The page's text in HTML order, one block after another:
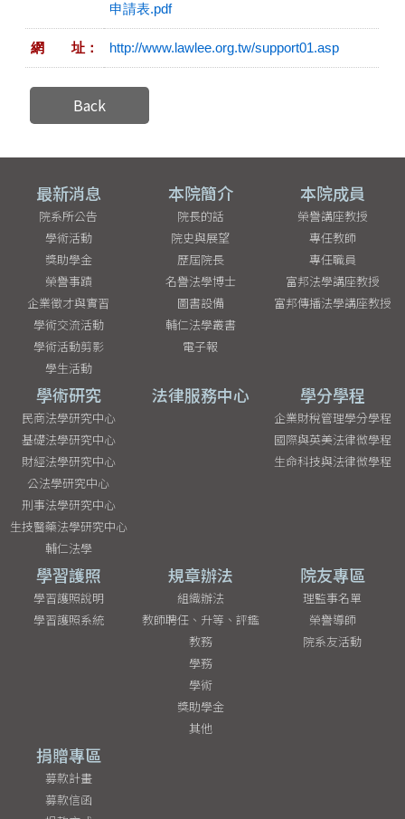
申請表.pdf
網 址： http://www.lawlee.org.tw/support01.asp
Back
最新消息
院系所公告
學術活動
獎助學金
榮譽事蹟
企業徵才與實習
學術交流活動
學術活動剪影
學生活動
本院簡介
院長的話
院史與展望
歷屆院長
名譽法學博士
圖書設備
輔仁法學叢書
電子報
本院成員
榮譽講座教授
專任教師
專任職員
富邦法學講座教授
富邦傳播法學講座教授
學術研究
民商法學研究中心
基礎法學研究中心
財經法學研究中心
公法學研究中心
刑事法學研究中心
生技醫藥法學研究中心
輔仁法學
法律服務中心 學分學程
企業財稅管理學分學程
國際與英美法律微學程
生命科技與法律微學程
學習護照
學習護照說明
學習護照系統
規章辦法
組織辦法
教師聘任、升等、評鑑
教務
學務
學術
獎助學金
其他
院友專區
理監事名單
榮譽導師
院系友活動
捐贈專區
募款計畫
募款信函